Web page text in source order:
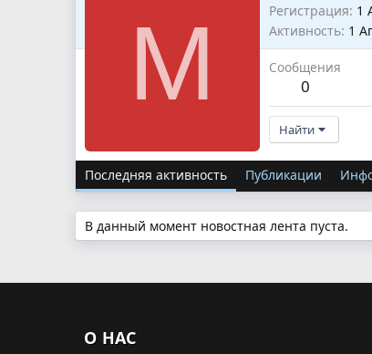
М Регистрация 1
Активность 1
Сообщения
0
Найти
Последняя активность Публикации
В данный момент новостная лента пуста.
О НАС